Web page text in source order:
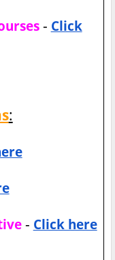
- Click
:
- Click here